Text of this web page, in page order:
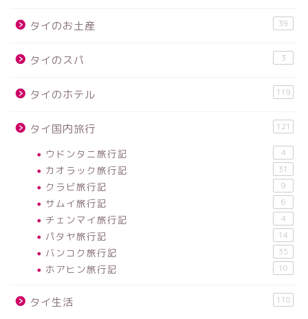
タイのお土産 39
タイのスパ 3
タイのホテル 119
タイ国内旅行 121
ウドンタニ旅行記 4
カオラック旅行記 31
クラビ旅行記 9
サムイ旅行記 6
チェンマイ旅行記 4
パタヤ旅行記 14
バンコク旅行記 35
ホアヒン旅行記 10
タイ生活 118